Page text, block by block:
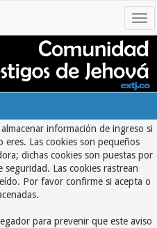
información de ingreso si
Las cookies son pequeños
dichas cookies son puestas por
Las cookies rastrean
Por favor confirme si acepta o
para prevenir que este aviso